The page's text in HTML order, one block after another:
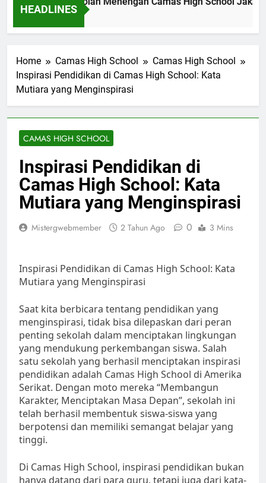
HEADLINES
Home Camas High School
Camas High School
Inspirasi Pendidikan di Camas High School: Kata
Mutiara yang Menginspirasi
CAMAS HIGH SCHOOL
Inspirasi Pendidikan di
Camas High School: Kata
Mutiara yang Menginspirasi
Mistergwebmember 2 Tahun Ago 0 3 Mins
Inspirasi Pendidikan di Camas High School: Kata
Mutiara yang Menginspirasi
Saat kita berbicara tentang pendidikan yang
menginspirasi, tidak bisa dilepaskan dari peran
penting sekolah dalam menciptakan lingkungan
yang mendukung perkembangan siswa. Salah
satu sekolah yang berhasil menciptakan inspirasi
pendidikan adalah Camas High School di Amerika
Serikat. Dengan moto mereka “Membangun
Karakter, Menciptakan Masa Depan”, sekolah ini
telah berhasil membentuk siswa-siswa yang
berpotensi dan memiliki semangat belajar yang
tinggi.
Di Camas High School, inspirasi pendidikan bukan
hanya datang dari para guru, tetapi juga dari kata-